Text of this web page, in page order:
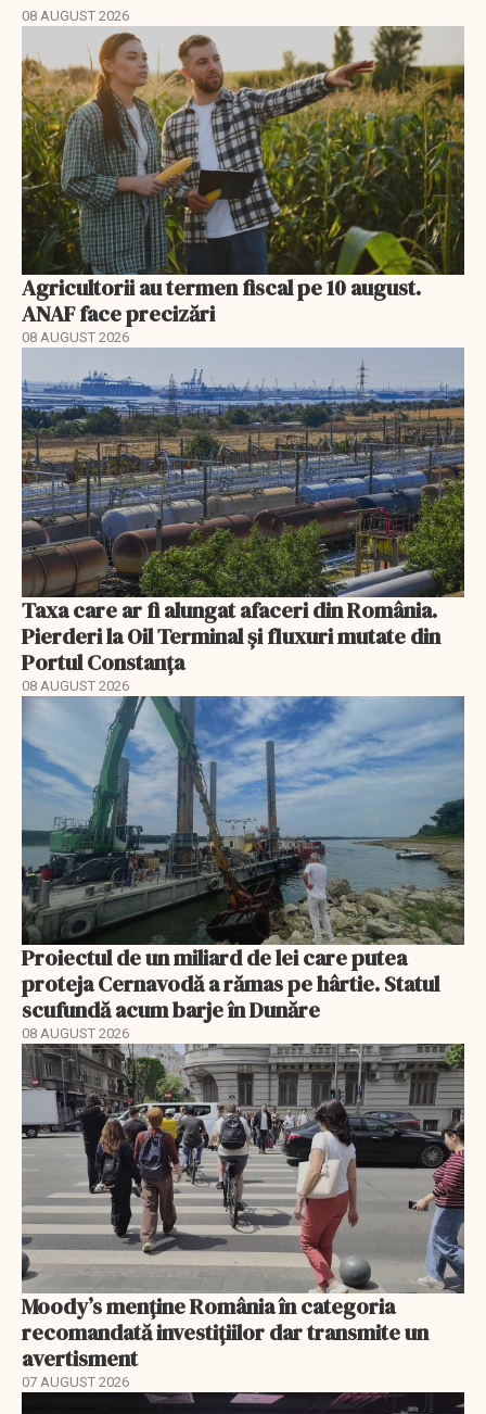
08 AUGUST 2026
Agricultorii au termen fiscal pe 10 august.
ANAF face precizări
08 AUGUST 2026
Taxa care ar fi alungat afaceri din România.
Pierderi la Oil Terminal și fluxuri mutate din
Portul Constanța
08 AUGUST 2026
Proiectul de un miliard de lei care putea
proteja Cernavodă a rămas pe hârtie. Statul
scufundă acum barje în Dunăre
08 AUGUST 2026
Moody’s menține România în categoria
recomandată investițiilor dar transmite un
avertisment
07 AUGUST 2026